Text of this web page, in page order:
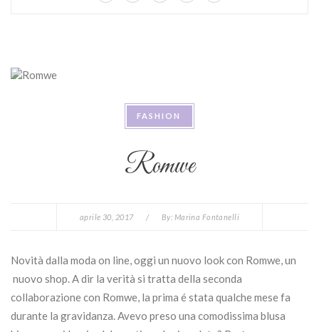
FASHION
Romwe
aprile 30, 2017 / By: Marina Fontanelli
Novità dalla moda on line, oggi un nuovo look con Romwe, un
nuovo shop. A dir la verità si tratta della seconda
collaborazione con Romwe, la prima é stata qualche mese fa
durante la gravidanza. Avevo preso una comodissima blusa